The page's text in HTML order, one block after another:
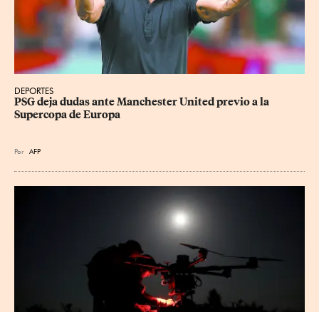
DEPORTES
PSG deja dudas ante Manchester United previo a la
Supercopa de Europa
Por AFP